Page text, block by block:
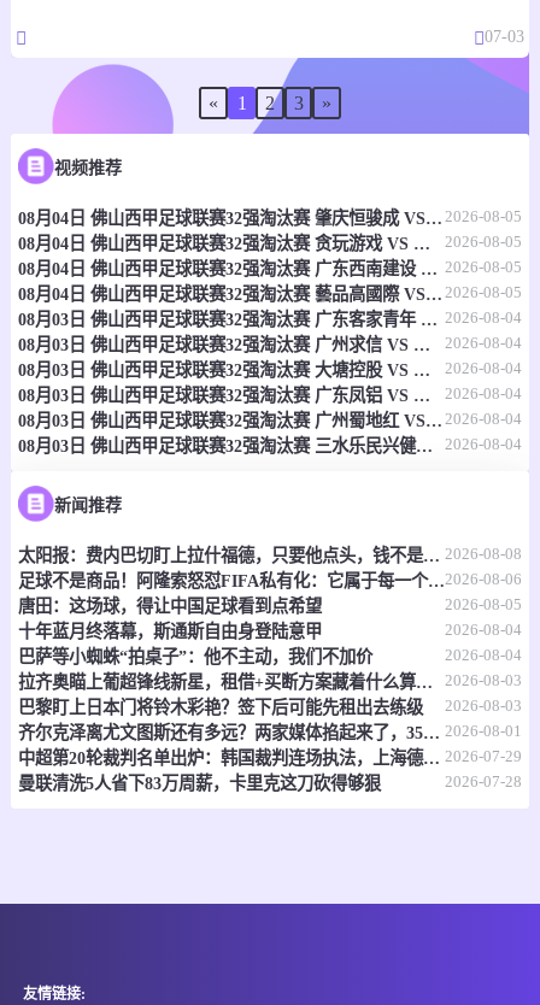
07-03
« 1 2 3 »
视频推荐
08月04日 佛山西甲足球联赛32强淘汰赛 肇庆恒骏成 VS 三七互娱 全场录像 2026-08-05
08月04日 佛山西甲足球联赛32强淘汰赛 贪玩游戏 VS 美的薪火 全场录像 2026-08-05
08月04日 佛山西甲足球联赛32强淘汰赛 广东西南建设 VS 香港圣徒 全场录像 2026-08-05
08月04日 佛山西甲足球联赛32强淘汰赛 藝品高國際 VS 湛江狂狼·粵辉能源 全场录像 2026-08-05
08月03日 佛山西甲足球联赛32强淘汰赛 广东客家青年 VS 广州英华思力U17 全场录像 2026-08-04
08月03日 佛山西甲足球联赛32强淘汰赛 广州求信 VS 顺德新青年 全场录像 2026-08-04
08月03日 佛山西甲足球联赛32强淘汰赛 大塘控股 VS 茂名市点都得 全场录像 2026-08-04
08月03日 佛山西甲足球联赛32强淘汰赛 广东凤铝 VS 湛江八部科技 全场录像 2026-08-04
08月03日 佛山西甲足球联赛32强淘汰赛 广州蜀地红 VS 广州戴拿模 全场录像 2026-08-04
08月03日 佛山西甲足球联赛32强淘汰赛 三水乐民兴健力宝 VS 中国澳门澳科精英 全场录像 2026-08-04
新闻推荐
太阳报：费内巴切盯上拉什福德，只要他点头，钱不是问题 2026-08-08
足球不是商品！阿隆索怒怼FIFA私有化：它属于每一个普通人2026-08-06
唐田：这场球，得让中国足球看到点希望 2026-08-05
十年蓝月终落幕，斯通斯自由身登陆意甲 2026-08-04
巴萨等小蜘蛛“拍桌子”：他不主动，我们不加价 2026-08-04
拉齐奥瞄上葡超锋线新星，租借+买断方案藏着什么算盘？ 2026-08-03
巴黎盯上日本门将铃木彩艳？签下后可能先租出去练级 2026-08-03
齐尔克泽离尤文图斯还有多远？两家媒体掐起来了，3500万欧元成了坎 2026-08-01
中超第20轮裁判名单出炉：韩国裁判连场执法，上海德比交给艾堃 2026-07-29
曼联清洗5人省下83万周薪，卡里克这刀砍得够狠 2026-07-28
友情链接: